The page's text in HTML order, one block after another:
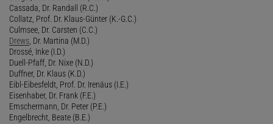
Cassada, Dr. Randall (R.C.)
Collatz, Prof. Dr. Klaus-Günter (K.-G.C.)
Culmsee, Dr. Carsten (C.C.)
Drews , Dr. Martina (M.D.)
Drossé, Inke (I.D.)
Duell-Pfaff, Dr. Nixe (N.D.)
Duffner, Dr. Klaus (K.D.)
Eibl-Eibesfeldt, Prof. Dr. Irenäus (I.E.)
Eisenhaber, Dr. Frank (F.E.)
Emschermann, Dr. Peter (P.E.)
Engelbrecht, Beate (B.E.)